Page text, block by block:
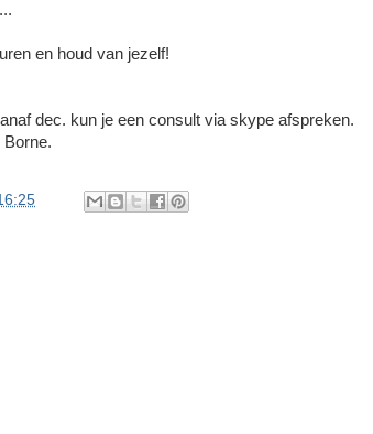
en houd van jezelf!
dec. kun je een consult via skype afspreken.
Borne.